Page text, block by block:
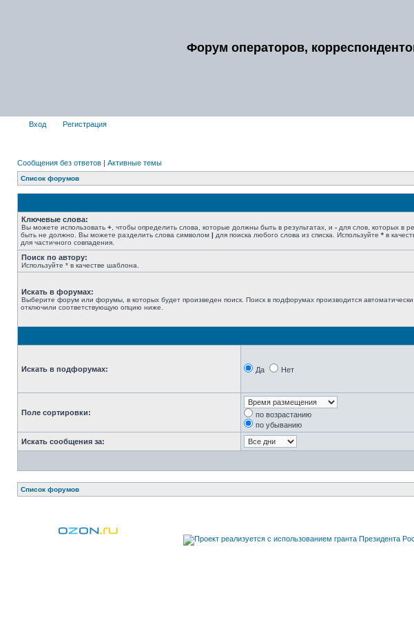
Форум операторов,
Вход Регистрация
Сообщения без ответов | Активные темы
Список форумов
Ключевые слова:
Вы можете использовать + , чтобы определить слова, которые должны быть в результатах, и - для слов, которых в
быть не должно. Вы можете разделить слова символом | для поиска любого слова из списка. Используйте * в
для частичного совпадения.
Поиск по автору:
Используйте * в качестве шаблона.
Искать в форумах:
Выберите форум или форумы, в которых будет произведен поиск. Поиск в подфорумах производится
отключили соответствующую опцию ниже.
Искать в подфорумах: Да Нет
Поле сортировки:
по возрастанию
по убыванию
Искать сообщения за:
Список форумов